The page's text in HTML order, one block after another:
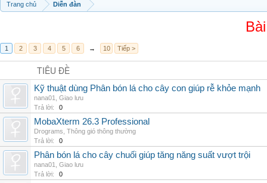
Trang chủ Diễn đàn
1 2 3 4 5 6 → 10 Tiếp >
TIÊU ĐỀ
Kỹ thuật dùng Phân bón lá cho cây con giúp rễ khỏe mạnh
nana01
Giao lưu
Trả lời:
0
MobaXterm 26.3 Professional
Drograms Thông gió thông thường
Trả lời:
0
Phân bón lá cho cây chuối giúp tăng năng suất vượt trội
nana01
Giao lưu
Trả lời:
0